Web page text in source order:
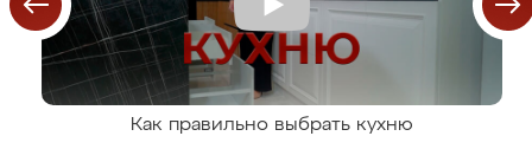
Как правильно выбрать кухню